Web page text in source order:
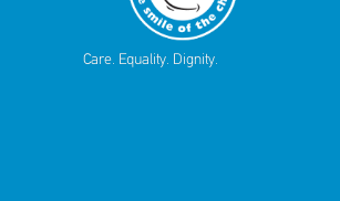
Care. Equality. Dignity.